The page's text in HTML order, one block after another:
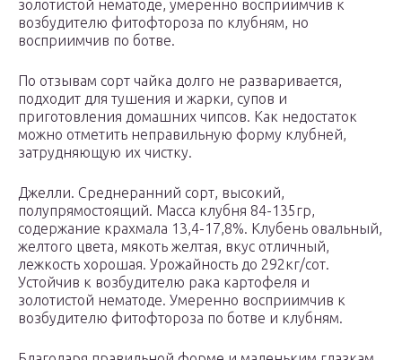
золотистой нематоде, умеренно восприимчив к
возбудителю фитофтороза по клубням, но
восприимчив по ботве.
По отзывам сорт чайка долго не разваривается,
подходит для тушения и жарки, супов и
приготовления домашних чипсов. Как недостаток
можно отметить неправильную форму клубней,
затрудняющую их чистку.
Джелли. Среднеранний сорт, высокий,
полупрямостоящий. Масса клубня 84-135гр,
содержание крахмала 13,4-17,8%. Клубень овальный,
желтого цвета, мякоть желтая, вкус отличный,
лежкость хорошая. Урожайность до 292кг/сот.
Устойчив к возбудителю рака картофеля и
золотистой нематоде. Умеренно восприимчив к
возбудителю фитофтороза по ботве и клубням.